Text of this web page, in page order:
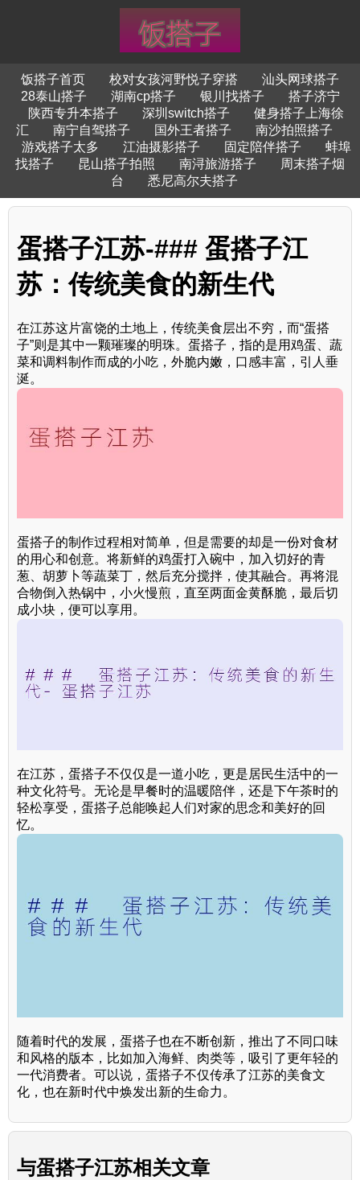
饭搭子首页 校对女孩河野悦子穿搭
汕头网球搭子
28泰山搭子
湖南cp搭子 银川找搭子
搭子济宁
陕西专升本搭子
深圳switch搭子
健身搭子上海徐
汇
南宁自驾搭子 国外王者搭子
南沙拍照搭子
游戏搭子太多
江油摄影搭子 固定陪伴搭子
蚌埠
找搭子
昆山搭子拍照 南浔旅游搭子
周末搭子烟
台
悉尼高尔夫搭子
蛋搭子江苏-### 蛋搭子江
苏：传统美食的新生代
在江苏这片富饶的土地上，传统美食层出不穷，而“蛋搭
子”则是其中一颗璀璨的明珠。蛋搭子，指的是用鸡蛋、蔬
菜和调料制作而成的小吃，外脆内嫩，口感丰富，引人垂
涎。
蛋搭子的制作过程相对简单，但是需要的却是一份对食材
的用心和创意。将新鲜的鸡蛋打入碗中，加入切好的青
葱、胡萝卜等蔬菜丁，然后充分搅拌，使其融合。再将混
合物倒入热锅中，小火慢煎，直至两面金黄酥脆，最后切
成小块，便可以享用。
在江苏，蛋搭子不仅仅是一道小吃，更是居民生活中的一
种文化符号。无论是早餐时的温暖陪伴，还是下午茶时的
轻松享受，蛋搭子总能唤起人们对家的思念和美好的回
忆。
随着时代的发展，蛋搭子也在不断创新，推出了不同口味
和风格的版本，比如加入海鲜、肉类等，吸引了更年轻的
一代消费者。可以说，蛋搭子不仅传承了江苏的美食文
化，也在新时代中焕发出新的生命力。
与蛋搭子江苏相关文章